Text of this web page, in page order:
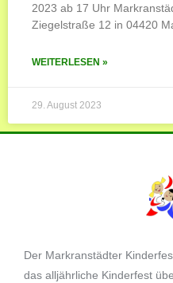
2023 ab 17 Uhr
Ziegelstraße 12 in 04420
WEITERLESEN »
29. August 2023
Der Markranstädter
das alljährliche Kinderfest